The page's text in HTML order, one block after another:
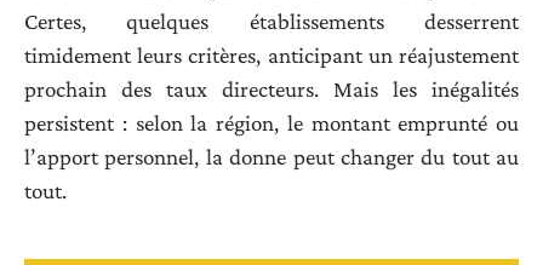
Certes, quelques établissements desserrent
timidement leurs critères, anticipant un réajustement
prochain des taux directeurs. Mais les inégalités
persistent : selon la région, le montant emprunté ou
l’apport personnel, la donne peut changer du tout au
tout.